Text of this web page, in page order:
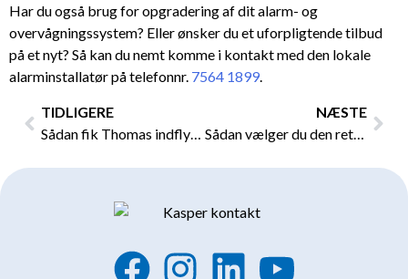
Har du også brug for opgradering af dit alarm- og
overvågningssystem? Eller ønsker du et uforpligtende tilbud
på et nyt? Så kan du nemt komme i kontakt med den lokale
alarminstallatør på telefonnr. 7564 1899.
Tidligere
TIDLIGERE
Sådan fik Thomas indflydelse på ny luft til luft varmepumpe
NÆSTE
Sådan vælger du den rette lumen vs. watt
F
I
L
Y